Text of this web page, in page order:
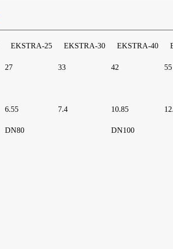
EKSTRA-25 EKSTRA-30 EKSTRA-40
27 33 42 55
6.55 7.4 10.85
DN80 DN100